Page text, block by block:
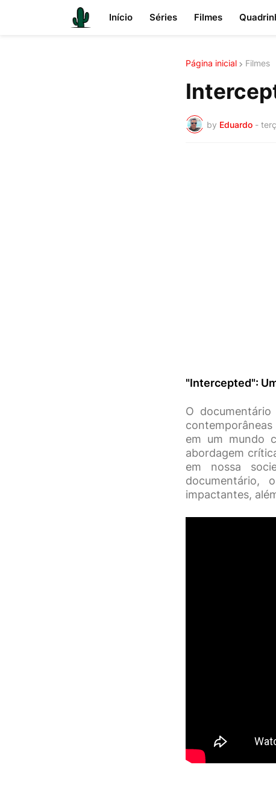
Início Séries Filmes
Página inicial Filmes
by Eduardo -
"Intercepted":
O
em um mundo
abordagem
em nossa
documentário,
impactantes,